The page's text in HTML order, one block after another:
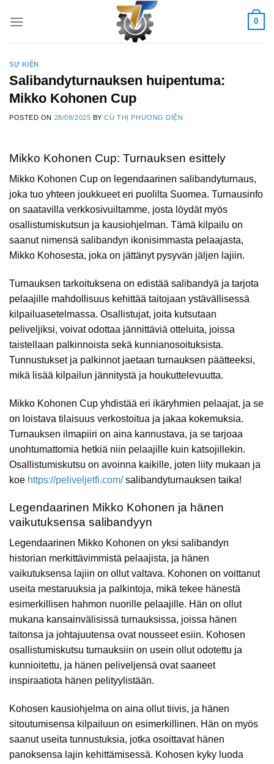
0
SỰ KIỆN
Salibandyturnauksen huipentuma:
Mikko Kohonen Cup
POSTED ON 28/08/2025 BYCÙ THỊ PHƯƠNG DIỆN
Mikko Kohonen Cup: Turnauksen esittely
Mikko Kohonen Cup on legendaarinen salibandyturnaus,
joka tuo yhteen joukkueet eri puolilta Suomea. Turnausinfo
on saatavilla verkkosivuiltamme, josta löydät myös
osallistumiskutsun ja kausiohjelman. Tämä kilpailu on
saanut nimensä salibandyn ikonisimmasta pelaajasta,
Mikko Kohosesta, joka on jättänyt pysyvän jäljen lajiin.
Turnauksen tarkoituksena on edistää salibandyä ja tarjota
pelaajille mahdollisuus kehittää taitojaan ystävällisessä
kilpailuasetelmassa. Osallistujat, joita kutsutaan
peliveljiksi, voivat odottaa jännittäviä otteluita, joissa
taistellaan palkinnoista sekä kunnianosoituksista.
Tunnustukset ja palkinnot jaetaan turnauksen päätteeksi,
mikä lisää kilpailun jännitystä ja houkuttelevuutta.
Mikko Kohonen Cup yhdistää eri ikäryhmien pelaajat, ja se
on loistava tilaisuus verkostoitua ja jakaa kokemuksia.
Turnauksen ilmapiiri on aina kannustava, ja se tarjoaa
unohtumattomia hetkiä niin pelaajille kuin katsojillekin.
Osallistumiskutsu on avoinna kaikille, joten liity mukaan ja
koe https://peliveljetfi.com/salibandyturnauksen taika!
Legendaarinen Mikko Kohonen ja hänen
vaikutuksensa salibandyyn
Legendaarinen Mikko Kohonen on yksi salibandyn
historian merkittävimmistä pelaajista, ja hänen
vaikutuksensa lajiin on ollut valtava. Kohonen on voittanut
useita mestaruuksia ja palkintoja, mikä tekee hänestä
esimerkillisen hahmon nuorille pelaajille. Hän on ollut
mukana kansainvälisissä turnauksissa, joissa hänen
taitonsa ja johtajuutensa ovat nousseet esiin. Kohosen
osallistumiskutsu turnauksiin on usein ollut odotettu ja
kunnioitettu, ja hänen peliveljensä ovat saaneet
inspiraatiota hänen pelityylistään.
Kohosen kausiohjelma on aina ollut tiivis, ja hänen
sitoutumisensa kilpailuun on esimerkillinen. Hän on myös
saanut useita tunnustuksia, jotka osoittavat hänen
panoksensa lajin kehittämisessä. Kohosen kyky luoda